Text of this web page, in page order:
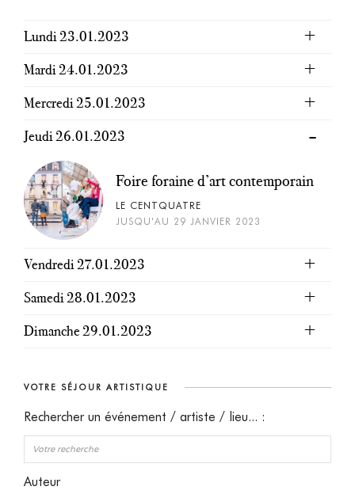
Lundi 23.01.2023
Mardi 24.01.2023
Mercredi 25.01.2023
Jeudi 26.01.2023
Foire foraine d’art contemporain
LE CENTQUATRE
JUSQU'AU 29 JANVIER 2023
Vendredi 27.01.2023
Samedi 28.01.2023
Dimanche 29.01.2023
VOTRE SÉJOUR ARTISTIQUE
Rechercher un événement / artiste / lieu... :
Auteur